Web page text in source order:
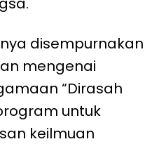
disempurnakan
mengenai
“Dirasah
untuk
keilmuan